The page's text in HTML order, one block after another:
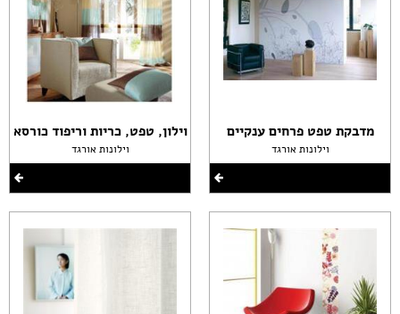
מדבקת טפט פרחים ענקיים
וילונות אורגד
וילון, טפט, כריות וריפוד כורסא
וילונות אורגד